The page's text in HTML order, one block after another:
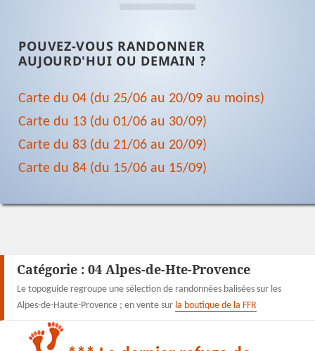
POUVEZ-VOUS RANDONNER
AUJOURD'HUI OU DEMAIN ?
Carte du 04 (du 25/06 au 20/09 au moins)
Carte du 13 (du 01/06 au 30/09)
Carte du 83 (du 21/06 au 20/09)
Carte du 84 (du 15/06 au 15/09)
Catégorie : 04 Alpes-de-Hte-Provence
Le topoguide regroupe une sélection de randonnées balisées sur les
Alpes-de-Haute-Provence ; en vente sur la boutique de la FFR